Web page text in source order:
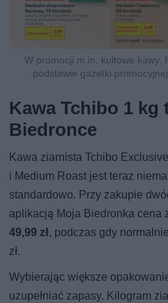
W promocji m.in. kultowe kawy,
podstawie gazetki
Kawa Tchibo 1 kg
Biedronce
Kawa ziarnista Tchibo
i Medium Roast jest teraz
standardowo. Przy zakupie
aplikacją Moja Biedronka cena
49,99 zł, podczas gdy
zł.
Wybierając większe
uzupełniać zapasy. Kilogram